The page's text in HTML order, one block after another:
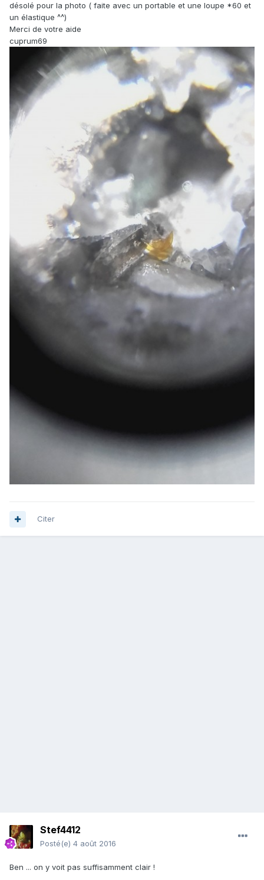
désolé pour la photo ( faite avec un portable et une loupe *60 et
un élastique ^^)
Merci de votre aide
cuprum69
Citer
Stef4412
Posté(e) 4 août 2016
Ben ... on y voit pas suffisamment clair !